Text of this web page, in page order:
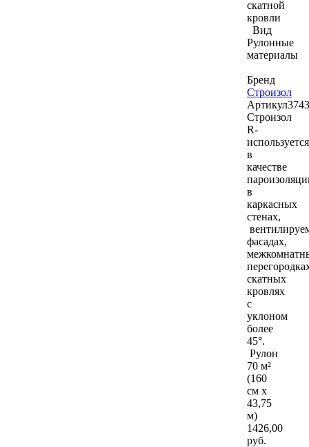
скатной
кровли
Вид
Рулонные
материалы
Бренд
Строизол
Артикул
Строизол
R-
используется
в
качестве
в
каркасных
стенах,
фасадах,
скатных
кровлях
с
уклоном
более
45°.
Рулон
70 м²
(160
см х
43,75
м)
1426,00
руб.